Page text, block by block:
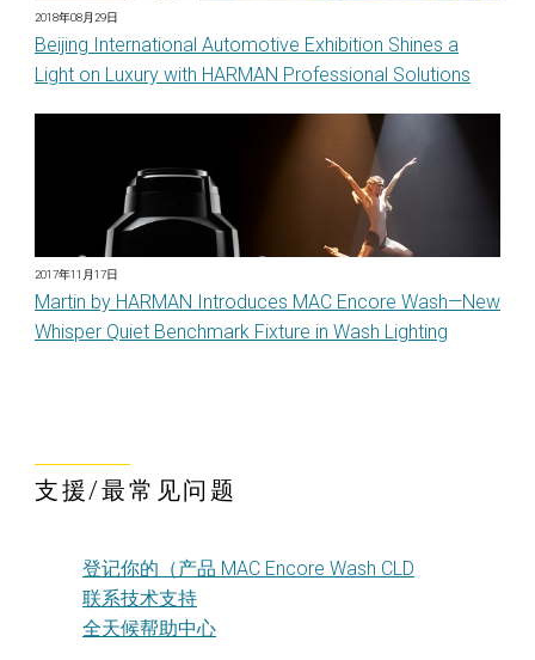
2018年08月29日
Beijing International Automotive Exhibition Shines a
Light on Luxury with HARMAN Professional Solutions
2017年11月17日
Martin by HARMAN Introduces MAC Encore Wash—New
Whisper Quiet Benchmark Fixture in Wash Lighting
支援/最常见问题
登记你的（产品 MAC Encore Wash CLD
联系技术支持
全天候帮助中心